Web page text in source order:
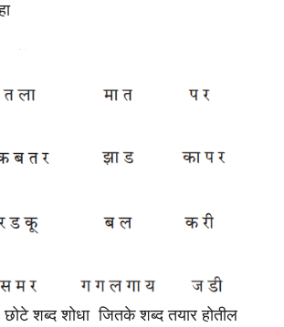
छोटे शब्द शोधा जितके शब्द तयार होतील